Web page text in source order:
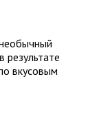
результате
вкусовым